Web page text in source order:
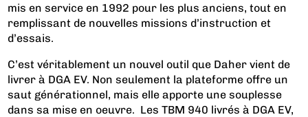
mis en service en 1992 pour les plus anciens, tout en
remplissant de nouvelles missions d’instruction et
d’essais.
C’est véritablement un nouvel outil que Daher vient de
livrer à DGA EV. Non seulement la plateforme offre un
saut générationnel, mais elle apporte une souplesse
dans sa mise en oeuvre. Les TBM 940 livrés à DGA EV,